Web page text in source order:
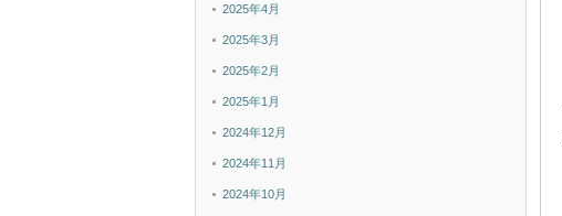
2025年4月
2025年3月
2025年2月
2025年1月
2024年12月
2024年11月
2024年10月